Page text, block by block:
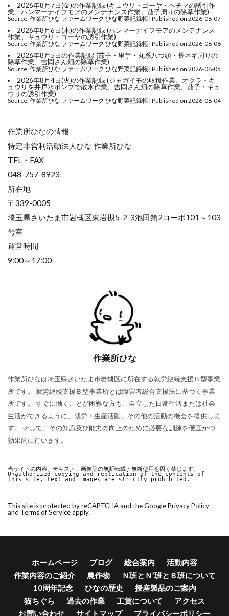
2026年8月7日(金)の作業記録 (キュウリ・ゴーヤ・ヘチマの誘引作
業、ハンマーナイフモアのメンテナンス作業、茄子周りの除草作業)
Source: 作業所ひな ファームワーク ひな野菜記録帳 Published on 2026-08-07
2026年8月6日(木)の作業記録 (ハンマーナイフモアのメンテナンス
作業、キュウリ・ゴーヤの誘引作業)
Source: 作業所ひな ファームワーク ひな野菜記録帳 Published on 2026-08-06
2026年8月5日の作業記録 (茄子・里芋・丸系八つ頭・長ネギ周りの
除草作業、吉岡さん畑の除草作業)
Source: 作業所ひな ファームワーク ひな野菜記録帳 Published on 2026-08-05
2026年8月4日(火)の作業記録 (ジャガイモの収穫作業、オクラ・キ
ュウリを井戸水ポンプで散水作業、吉岡さん畑の除草作業、茄子・キュ
ウリの誘引作業)
Source: 作業所ひな ファームワーク ひな野菜記録帳 Published on 2026-08-04
作業所ひなの情報
特定非営利活動法人ひな 作業所ひな
TEL・FAX
048-757-8923
所在地
〒339-0005
埼玉県さいたま市岩槻区東岩槻5-2-3池田第2コーポ101～103
号室
運営時間
9:00～17:00
作業所ひな
作業所ひなは埼玉県さいたま市岩槻区に所在する就労継続支援Ｂ型事業
所です。 就労継続支援Ｂ型事業所とは障害者総合支援法に基づく事業
所です。 すぐに働くことが困難な方も、自立した日常生活または社会
生活ができるように、就労・生産活動、その他の活動の機会を提供しま
す。 そして、その知識及び能力の向上のために必要な訓練を便宜かつ
効果的に行います。
当サイトの内容、テキスト、画像等の無断転載・無断使用を固く禁じます。
Unauthorized copying and replication of the contents of
this site, text and images are strictly prohibited.
This site is protected by reCAPTCHA and the GooglePrivacy Policy
and Terms of Serviceapply.
ホームページ ブログ 総合案内
活動内容
作業内容のご紹介
農作物
Ｎ班とＮ’班とＢ班について
10周年記念
ひなの歴史
授産製品のご案内
猫ちぐら
過去の作業 工賃について
アクセス
お問い合わせ
サイトマップ プライバシーポリシー